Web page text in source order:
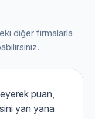
diğer firmalarla
puan,
yan yana